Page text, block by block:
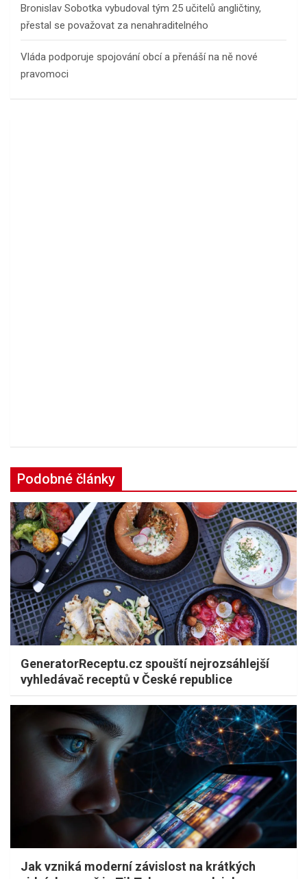
Bronislav Sobotka vybudoval tým 25 učitelů angličtiny,
přestal se považovat za nenahraditelného
Vláda podporuje spojování obcí a přenáší na ně nové
pravomoci
Podobné články
GeneratorReceptu.cz spouští nejrozsáhlejší
vyhledávač receptů v České republice
Jak vzniká moderní závislost na krátkých